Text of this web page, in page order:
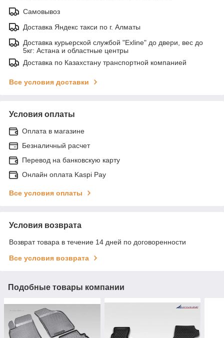
Самовывоз
Доставка Яндекс такси по г. Алматы
Доставка курьерской службой "Exline" до двери, вес до
5кг: Астана и областные центры
Доставка по Казахстану транспортной компанией
Все условия доставки
Условия оплаты
Оплата в магазине
Безналичный расчет
Перевод на банковскую карту
Онлайн оплата Kaspi Pay
Все условия оплаты
Условия возврата
Возврат товара в течение 14 дней по договоренности
Все условия возврата
Подобные товары компании